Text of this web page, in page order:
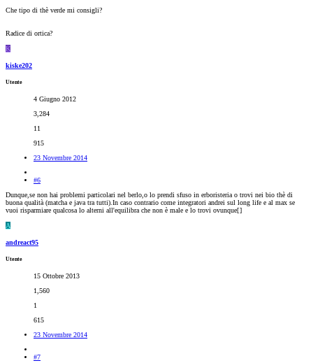
Che tipo di thè verde mi consigli?
Radice di ortica?
K
kiske202
Utente
4 Giugno 2012
3,284
11
915
23 Novembre 2014
#6
Dunque,se non hai problemi particolari nel berlo,o lo prendi sfuso in erboristeria o trovi nei bio thè di
buona qualità (matcha e java tra tutti).In caso contrario come integratori andrei sul long life e al max se
vuoi risparmiare qualcosa lo alterni all'equilibra che non è male e lo trovi ovunque[]
A
andreact95
Utente
15 Ottobre 2013
1,560
1
615
23 Novembre 2014
#7